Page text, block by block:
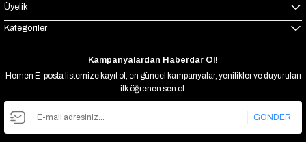
Üyelik
Kategoriler
Kampanyalardan Haberdar Ol!
Hemen E-posta listemize kayıt ol, en güncel kampanyalar, yenilikler ve duyuruları
ilk öğrenen sen ol.
GÖNDER